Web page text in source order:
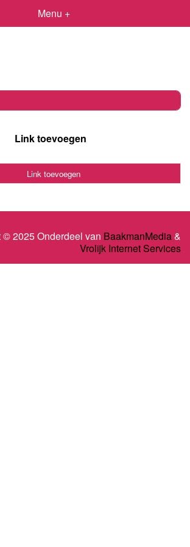
Menu +
Link toevoegen
Link toevoegen
© 2025 Onderdeel van BaakmanMedia&
Vrolijk Internet Services